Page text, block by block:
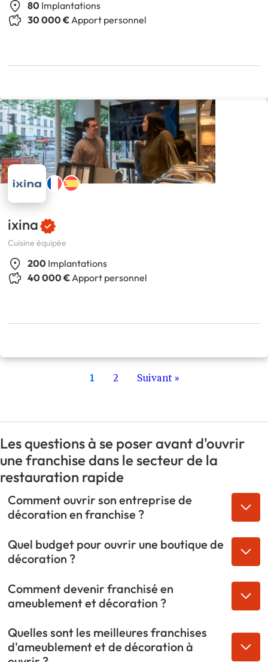
80 Implantations
30 000 €Apport personnel
ixina
Cuisine équipée
200 Implantations
40 000 €Apport personnel
1 2 Suivant »
Les questions à se poser avant d'ouvrir
une franchise dans le secteur de la
restauration rapide
Comment ouvrir son entreprise de
décoration en franchise ?
Quel budget pour ouvrir une boutique de
décoration ?
Comment devenir franchisé en
ameublement et décoration ?
Quelles sont les meilleures franchises
d'ameublement et de décoration à